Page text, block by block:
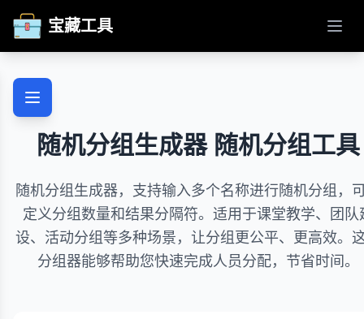
宝藏工具 打开
随机分组生成器 随机分组工具
随机分组生成器，支持输入多个名称进行随机分组，
定义分组数量和结果分隔符。适用于课堂教学、团队
设、活动分组等多种场景，让分组更公平、更高效。
分组器能够帮助您快速完成人员分配，节省时间。